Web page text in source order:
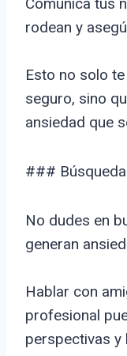
Comunica tus
rodean y
Esto no solo
seguro, sino
ansiedad que
###
No dudes en
generan
Hablar con
profesional
perspectivas y